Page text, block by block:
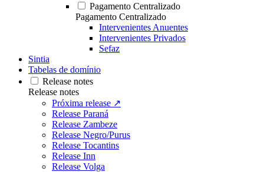
Pagamento Centralizado
Pagamento Centralizado
Intervenientes Anuentes
Intervenientes Privados
Sefaz
Sintia
Tabelas de domínio
Release notes
Release notes
Próxima release ↗
Release Paraná
Release Zambeze
Release Negro/Purus
Release Tocantins
Release Inn
Release Volga